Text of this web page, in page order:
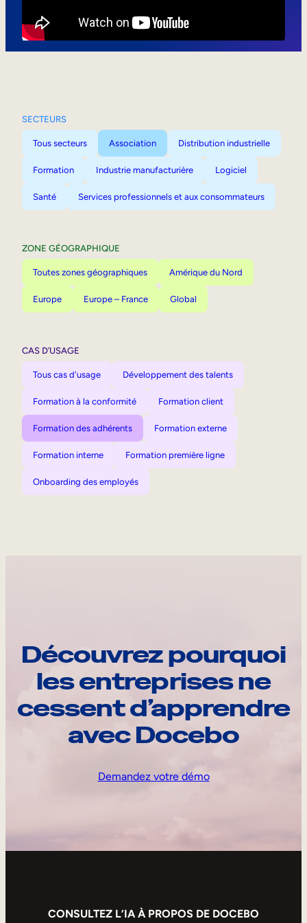
SECTEURS
Tous secteurs Association Distribution industrielle
Formation Industrie manufacturière Logiciel
Santé Services professionnels et aux consommateurs
ZONE GÉOGRAPHIQUE
Toutes zones géographiques Amérique du Nord
Europe Europe – France Global
CAS D’USAGE
Tous cas d'usage Développement des talents
Formation à la conformité Formation client
Formation des adhérents Formation externe
Formation interne Formation première ligne
Onboarding des employés
Découvrez pourquoi
les entreprises ne
cessent d’apprendre
avec Docebo
Demandez votre démo
CONSULTEZ L’IA À PROPOS DE DOCEBO